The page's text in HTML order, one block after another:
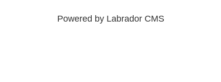
Powered by Labrador CMS